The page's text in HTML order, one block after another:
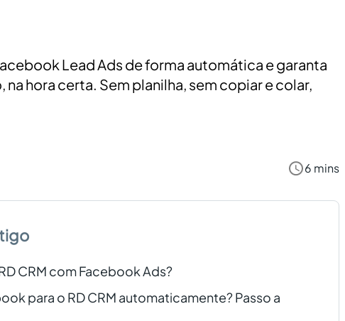
Lead Ads de forma automática e garanta
hora certa. Sem planilha, sem copiar e colar,
6 mins
CRM com Facebook Ads?
para o RD CRM automaticamente? Passo a